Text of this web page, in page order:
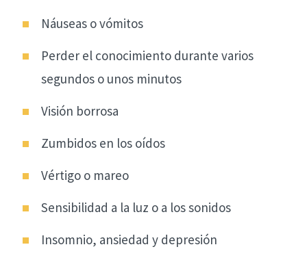
Náuseas o vómitos
Perder el conocimiento durante varios
segundos o unos minutos
Visión borrosa
Zumbidos en los oídos
Vértigo o mareo
Sensibilidad a la luz o a los sonidos
Insomnio, ansiedad y depresión